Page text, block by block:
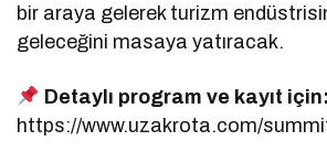
bir araya gelerek turizm
geleceğini masaya yatıracak.
Detaylı program ve kayıt için:
https://www.uzakrota.com/